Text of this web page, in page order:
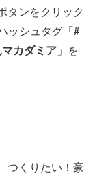
タンをクリック
ッシュタグ「#
カダミア 」を
つくりたい！豪